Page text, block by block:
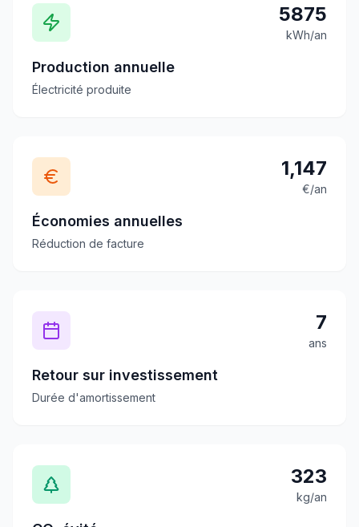
5875
kWh/an
Production annuelle
Électricité produite
1,147
€/an
Économies annuelles
Réduction de facture
7
ans
Retour sur investissement
Durée d'amortissement
323
kg/an